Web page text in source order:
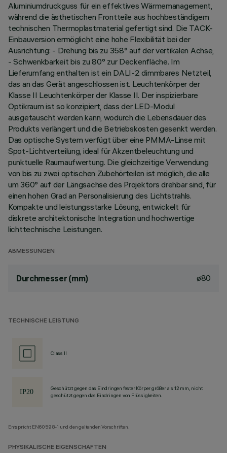
Aluminiumdruckguss für ein effektives Wärmemanagement,
während die ästhetischen Frontteile aus hochbeständigem
technischen Thermoplastmaterial gefertigt sind. Die TACK-
Einbauversion ermöglicht eine hohe Flexibilität bei der
Ausrichtung: - Drehung bis zu 358° auf der vertikalen Achse,
- Schwenkbarkeit bis zu 80° zur Deckenfläche. Im
Lieferumfang enthalten ist ein DALI-2 dimmbares Netzteil,
das an das Gerät angeschlossen ist. Leuchtenkörper der
Klasse II Leuchtenkörper der Klasse II. Der inspizierbare
Optikraum ist so konzipiert, dass der LED-Modul
ausgetauscht werden kann, wodurch die Lebensdauer des
Produkts verlängert und die Betriebskosten gesenkt werden.
Das optische System verfügt über eine PMMA-Linse mit
Spot-Lichtverteilung, ideal für Akzentbeleuchtung und
punktuelle Raumaufwertung. Die gleichzeitige Verwendung
von bis zu zwei optischen Zubehörteilen ist möglich, die alle
um 360° auf der Längsachse des Projektors drehbar sind, für
einen hohen Grad an Personalisierung des Lichtstrahls.
Kompakte und leistungsstarke Lösung, entwickelt für
diskrete architektonische Integration und hochwertige
lichttechnische Leistungen.
ABMESSUNGEN
Durchmesser (mm) ø80
TECHNISCHE LEISTUNG
Class II
Geschützt gegen das Eindringen fester Körper größer als 12 mm, nicht
geschützt gegen das Eindringen von Flüssigkeiten.
Entspricht EN60598-1 und den geltenden Vorschriften.
PHYSIKALISCHE EIGENSCHAFTEN